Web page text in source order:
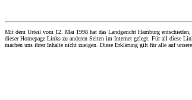
Mit dem Urteil vom 12. Mai 1998 hat das Landgericht Hamburg
dieser Homepage Links zu anderen Seiten im Internet gelegt. Für all diese
machen uns ihrer Inhalte nicht zueigen. Diese Erklärung gilt für alle auf